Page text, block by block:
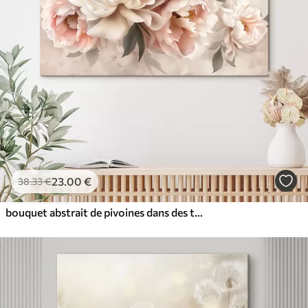
38.33€23.00 €
bouquet abstrait de pivoines dans des tons roses